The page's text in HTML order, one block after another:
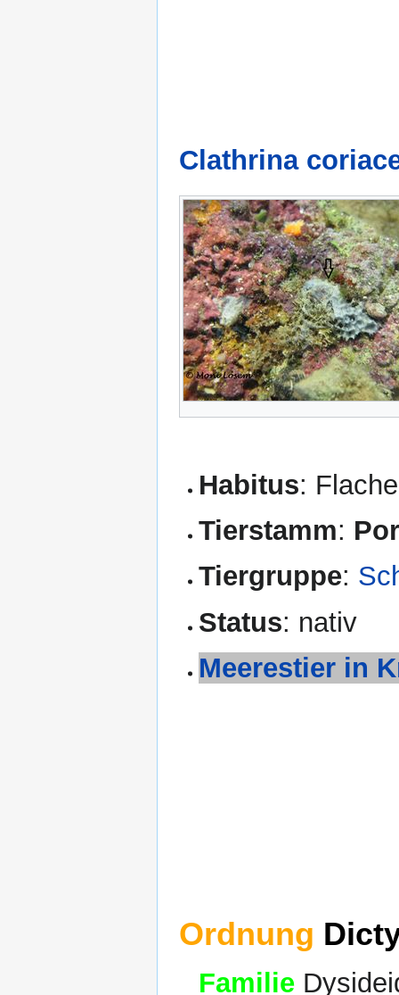
Clathrina
Habitus:
Tierstamm:
Tiergruppe:
Status: nativ
Meerestier in
Ordnung
Familie